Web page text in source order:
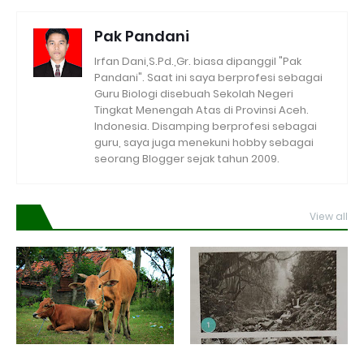
Pak Pandani
Irfan Dani,S.Pd.,Gr. biasa dipanggil "Pak
Pandani". Saat ini saya berprofesi sebagai
Guru Biologi disebuah Sekolah Negeri
Tingkat Menengah Atas di Provinsi Aceh.
Indonesia. Disamping berprofesi sebagai
guru, saya juga menekuni hobby sebagai
seorang Blogger sejak tahun 2009.
View all